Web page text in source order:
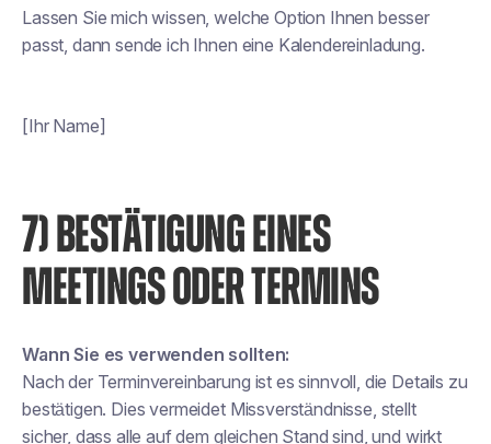
Lassen Sie mich wissen, welche Option Ihnen besser
passt, dann sende ich Ihnen eine Kalendereinladung.
[Ihr Name]
7) BESTÄTIGUNG EINES
MEETINGS ODER TERMINS
Wann Sie es verwenden sollten:
Nach der Terminvereinbarung ist es sinnvoll, die Details zu
bestätigen. Dies vermeidet Missverständnisse, stellt
sicher, dass alle auf dem gleichen Stand sind, und wirkt